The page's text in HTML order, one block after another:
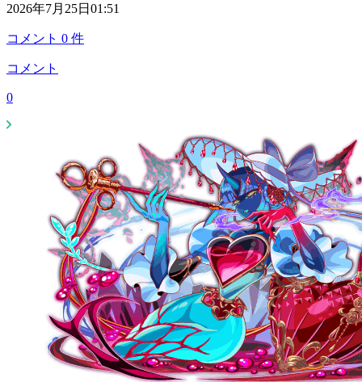
2026年7月25日01:51
コメント 0 件
コメント
0